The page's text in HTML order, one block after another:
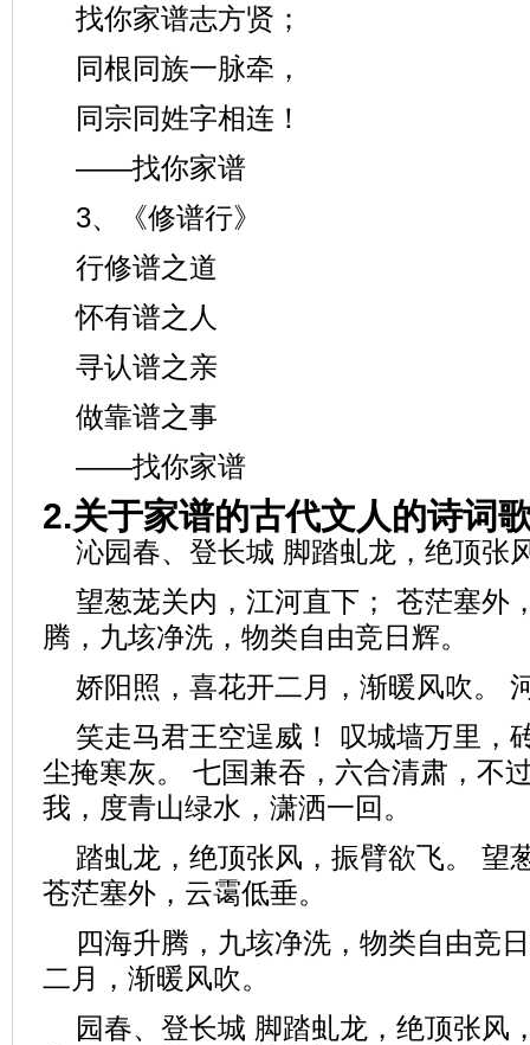
找你家谱志方贤；
同根同族一脉牵，
同宗同姓字相连！
——找你家谱
3、《修谱行》
行修谱之道
怀有谱之人
寻认谱之亲
做靠谱之事
——找你家谱
2.关于家谱的古代文人的诗词
沁园春、登长城 脚踏虬龙，绝顶张
望葱茏关内，江河直下； 苍茫塞外
腾，九垓净洗，物类自由竞日辉。
娇阳照，喜花开二月，渐暖风吹。
笑走马君王空逞威！ 叹城墙万里，
尘掩寒灰。 七国兼吞，六合清肃，不
我，度青山绿水，潇洒一回。
踏虬龙，绝顶张风，振臂欲飞。 望
苍茫塞外，云霭低垂。
四海升腾，九垓净洗，物类自由竞
二月，渐暖风吹。
园春、登长城 脚踏虬龙，绝顶张风